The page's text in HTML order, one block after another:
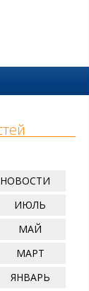
ИЮЛЬ
МАЙ
МАРТ
ЯНВАРЬ